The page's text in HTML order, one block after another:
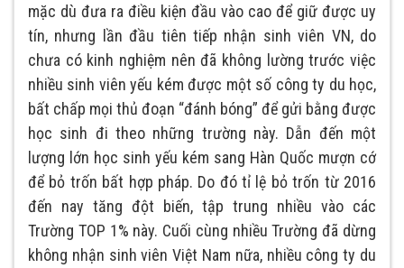
mặc dù đưa ra điều kiện đầu vào cao để giữ được uy
tín, nhưng lần đầu tiên tiếp nhận sinh viên VN, do
chưa có kinh nghiệm nên đã không lường trước việc
nhiều sinh viên yếu kém được một số công ty du học,
bất chấp mọi thủ đoạn “đánh bóng” để gửi bằng được
học sinh đi theo những trường này. Dẫn đến một
lượng lớn học sinh yếu kém sang Hàn Quốc mượn cớ
để bỏ trốn bất hợp pháp. Do đó tỉ lệ bỏ trốn từ 2016
đến nay tăng đột biến, tập trung nhiều vào các
Trường TOP 1% này. Cuối cùng nhiều Trường đã dừng
không nhận sinh viên Việt Nam nữa, nhiều công ty du